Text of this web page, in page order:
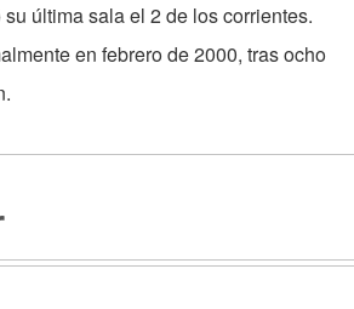
última sala el 2 de los corrientes.
en febrero de 2000, tras ocho